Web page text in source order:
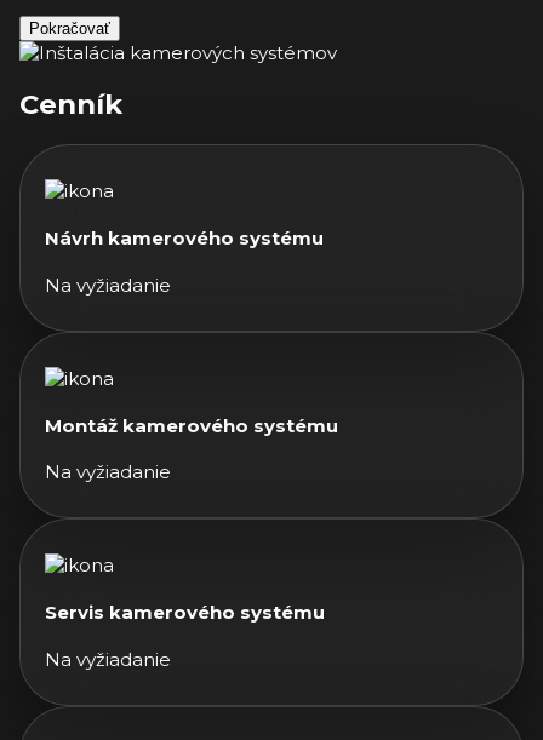
Pokračovať
Cenník
Návrh kamerového systému
Na vyžiadanie
Montáž kamerového systému
Na vyžiadanie
Servis kamerového systému
Na vyžiadanie